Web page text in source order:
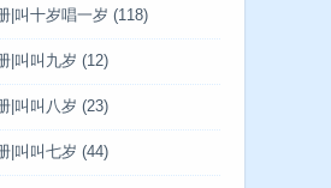
|叫十岁唱一岁 (118)
|叫叫九岁 (12)
|叫叫八岁 (23)
|叫叫七岁 (44)